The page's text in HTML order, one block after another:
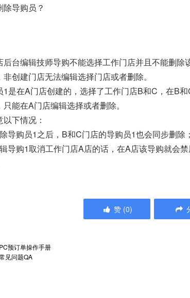
导购员？
后台编辑技师导购不能选择工作门店并且不能删除
创建门店无法编辑选择门店或者删除。
1是在A门店创建的，选择了工作门店B和C，在B
能在A门店编辑选择或者删除。
下情况：
导购员1之后，B和C门店的导购员1也会同步删除；
导购1取消工作门店A店的话，在A店该导购就会
赞 (0)
预订单操作手册
见问题QA